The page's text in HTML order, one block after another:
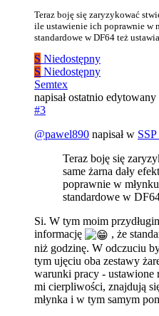
Teraz boję się zaryzykować
ile ustawienie ich poprawnie w
standardowe w DF64 też
S Niedostępny
S Niedostępny
Semtex
napisałostatnio edytowany
#3
@pawel890 napisał w
Teraz boję się
same żarna dały
poprawnie w
standardowe w
Si. W tym moim
informację
, że
niż godzinę. W odczuciu
tym ujęciu oba zestawy
warunki pracy - ustawione
mi cierpliwości, znajdują
młynka i w tym samym